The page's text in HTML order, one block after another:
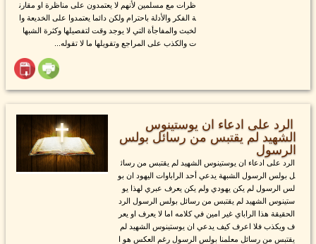
ظرات مع مسلمين لأنهم لا يعتمدون على مناظرة او مقارن
ة الفكر والأدلة باحترام ولكن دائما يعتمدوا على الخديعة وا
لخبث والمفاجأة التي لا يوجد وقت لتفصيلها وكثرة الشبها
ت والكذب على المراجع وتقويلها ما لا تقوله...
الرد على ادعاء ان يوستينوس
الشهيد لم يقتبس من رسائل بولس
الرسول
الرد على ادعاء ان يوستينوس الشهيد لم يقتبس من رسائ
ل بولس الرسول الشبهة يدعي أحد الراباوات اليهود ان بو
لس الرسول لم يكن يهودي ولم يكن يعرف عبري لهذا يو
ستينوس الشهيد لم يقتبس من رسائل بولس الرسول الرد
الحقيقة هذا الراباي غير امين في كلامه اما لا يعرف او يعر
ف ويكذب فلا اعرف كيف يدعي ان يوستينوس الشهيد لم
يقتبس من رسائل معلمنا بولس الرسول رغم العكس هو ا